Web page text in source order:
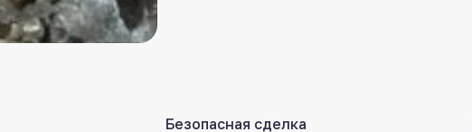
Безопасная сделка